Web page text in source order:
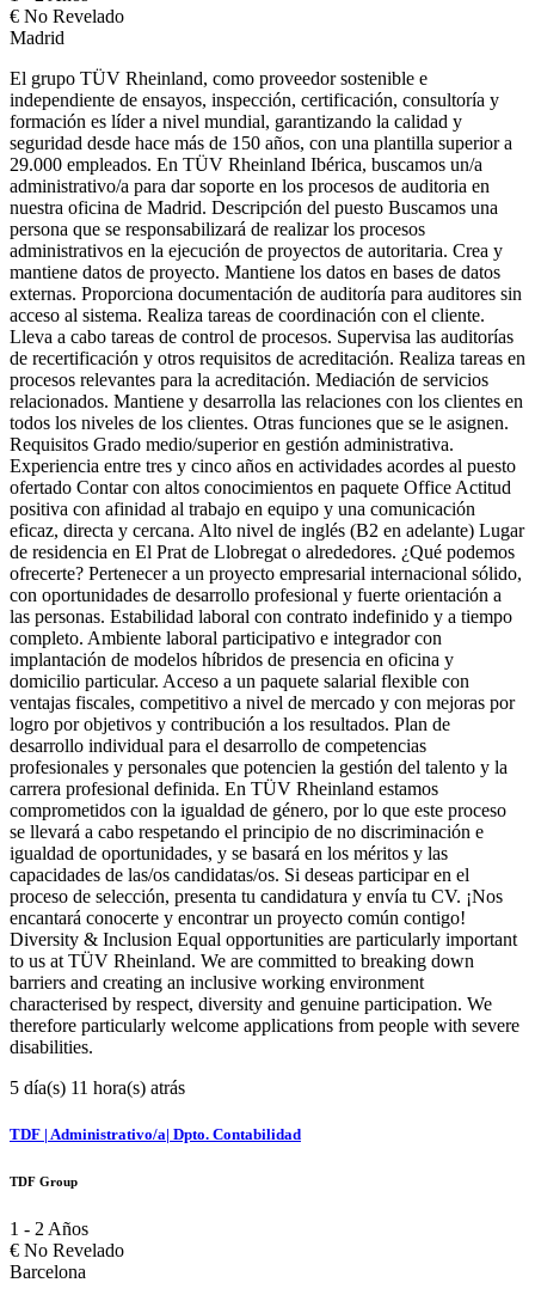
€ No Revelado
Madrid
El grupo TÜV Rheinland, como proveedor sostenible e
independiente de ensayos, inspección, certificación, consultoría y
formación es líder a nivel mundial, garantizando la calidad y
seguridad desde hace más de 150 años, con una plantilla superior a
29.000 empleados. En TÜV Rheinland Ibérica, buscamos un/a
administrativo/a para dar soporte en los procesos de auditoria en
nuestra oficina de Madrid. Descripción del puesto Buscamos una
persona que se responsabilizará de realizar los procesos
administrativos en la ejecución de proyectos de autoritaria. Crea y
mantiene datos de proyecto. Mantiene los datos en bases de datos
externas. Proporciona documentación de auditoría para auditores sin
acceso al sistema. Realiza tareas de coordinación con el cliente.
Lleva a cabo tareas de control de procesos. Supervisa las auditorías
de recertificación y otros requisitos de acreditación. Realiza tareas en
procesos relevantes para la acreditación. Mediación de servicios
relacionados. Mantiene y desarrolla las relaciones con los clientes en
todos los niveles de los clientes. Otras funciones que se le asignen.
Requisitos Grado medio/superior en gestión administrativa.
Experiencia entre tres y cinco años en actividades acordes al puesto
ofertado Contar con altos conocimientos en paquete Office Actitud
positiva con afinidad al trabajo en equipo y una comunicación
eficaz, directa y cercana. Alto nivel de inglés (B2 en adelante) Lugar
de residencia en El Prat de Llobregat o alrededores. ¿Qué podemos
ofrecerte? Pertenecer a un proyecto empresarial internacional sólido,
con oportunidades de desarrollo profesional y fuerte orientación a
las personas. Estabilidad laboral con contrato indefinido y a tiempo
completo. Ambiente laboral participativo e integrador con
implantación de modelos híbridos de presencia en oficina y
domicilio particular. Acceso a un paquete salarial flexible con
ventajas fiscales, competitivo a nivel de mercado y con mejoras por
logro por objetivos y contribución a los resultados. Plan de
desarrollo individual para el desarrollo de competencias
profesionales y personales que potencien la gestión del talento y la
carrera profesional definida. En TÜV Rheinland estamos
comprometidos con la igualdad de género, por lo que este proceso
se llevará a cabo respetando el principio de no discriminación e
igualdad de oportunidades, y se basará en los méritos y las
capacidades de las/os candidatas/os. Si deseas participar en el
proceso de selección, presenta tu candidatura y envía tu CV. ¡Nos
encantará conocerte y encontrar un proyecto común contigo!
Diversity & Inclusion Equal opportunities are particularly important
to us at TÜV Rheinland. We are committed to breaking down
barriers and creating an inclusive working environment
characterised by respect, diversity and genuine participation. We
therefore particularly welcome applications from people with severe
disabilities.
5 día(s) 11 hora(s) atrás
TDF | Administrativo/a| Dpto. Contabilidad
TDF Group
1 - 2 Años
€ No Revelado
Barcelona